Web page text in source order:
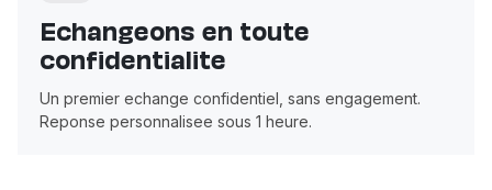
Echangeons en toute
confidentialite
Un premier echange confidentiel, sans engagement.
Reponse personnalisee sous 1 heure.